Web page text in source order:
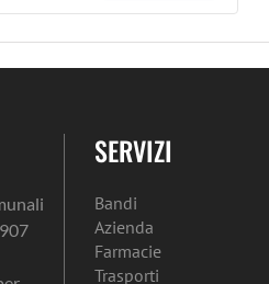
SERVIZI
Bandi
Azienda
Farmacie
Trasporti